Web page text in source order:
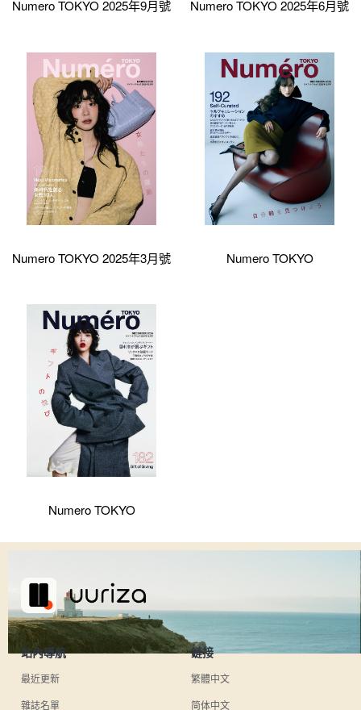
Numero TOKYO 2025年9月號 Numero TOKYO 2025年6月號
Numero TOKYO 2025年3月號 Numero TOKYO
Numero TOKYO
站內導航
最近更新
雜誌名單
鏈接
繁體中文
简体中文